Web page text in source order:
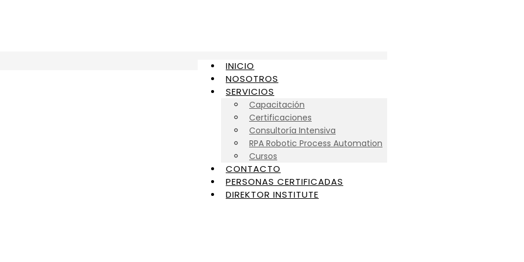
INICIO
NOSOTROS
SERVICIOS
Capacitación
Certificaciones
Consultoría Intensiva
RPA Robotic Process Automation
Cursos
CONTACTO
PERSONAS CERTIFICADAS
DIREKTOR INSTITUTE